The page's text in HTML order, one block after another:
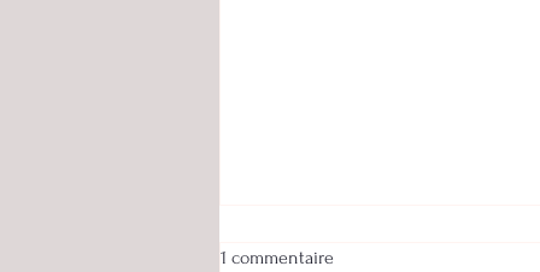
1 commentaire